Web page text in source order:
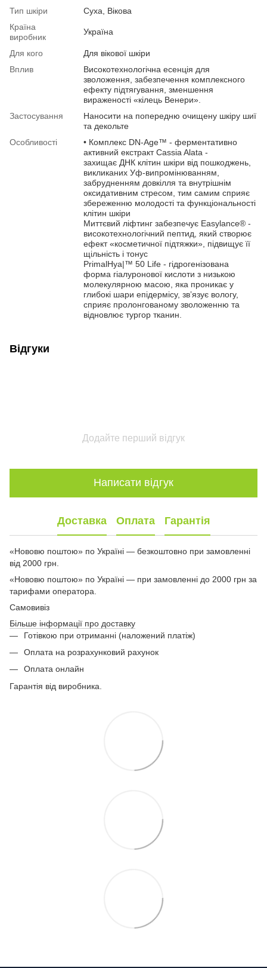
Тип шкіри
Суха, Вікова
Країна
виробник
Україна
Для кого
Для вікової шкіри
Вплив
Високотехнологічна есенція для
зволоження, забезпечення комплексного
ефекту підтягування, зменшення
вираженості «кілець Венери».
Застосування
Наносити на попередню очищену шкіру шиї
та декольте
Особливості
• Комплекс DN-Age™ - ферментативно
активний екстракт Cassia Alata -
захищає ДНК клітин шкіри від пошкоджень,
викликаних Уф-випромінюванням,
забрудненням довкілля та внутрішнім
оксидативним стресом, тим самим сприяє
збереженню молодості та функціональності
клітин шкіри
Миттєвий ліфтинг забезпечує Easylance® -
високотехнологічний пептид, який створює
ефект «косметичної підтяжки», підвищує її
щільність і тонус
PrimalHya|™ 50 Life - гідрогенізована
форма гіалуронової кислоти з низькою
молекулярною масою, яка проникає у
глибокі шари епідермісу, звʼязує вологу,
сприяє пролонгованому зволоженню та
відновлює тургор тканин.
Відгуки
Додайте перший відгук
Написати відгук
Доставка Оплата Гарантія
«Нововю поштою» по Україні — безкоштовно при замовленні
від 2000 грн.
«Нововю поштою» по Україні — при замовленні до 2000 грн за
тарифами оператора.
Самовивіз
Більше інформації про доставку
Готівкою при отриманні (наложений платіж)
Оплата на розрахунковий рахунок
Оплата онлайн
Гарантія від виробника.